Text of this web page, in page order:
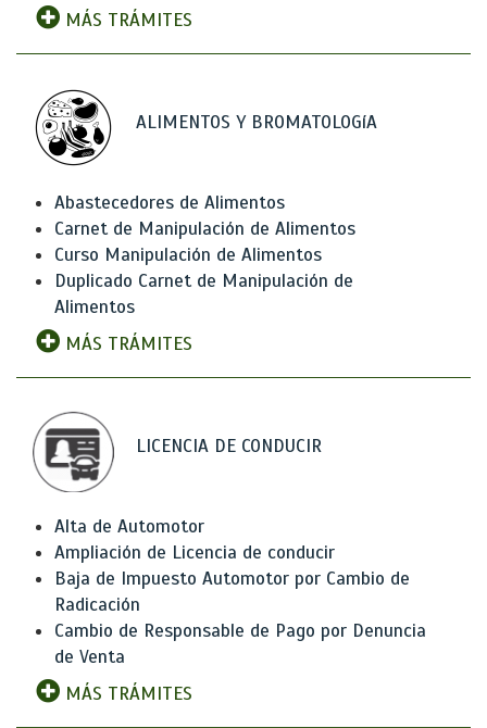
MÁS TRÁMITES
ALIMENTOS Y BROMATOLOGíA
Abastecedores de Alimentos
Carnet de Manipulación de Alimentos
Curso Manipulación de Alimentos
Duplicado Carnet de Manipulación de
Alimentos
MÁS TRÁMITES
LICENCIA DE CONDUCIR
Alta de Automotor
Ampliación de Licencia de conducir
Baja de Impuesto Automotor por Cambio de
Radicación
Cambio de Responsable de Pago por Denuncia
de Venta
MÁS TRÁMITES